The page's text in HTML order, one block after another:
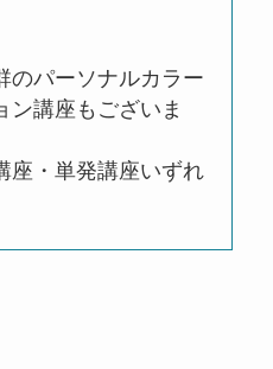
のパーソナルカラー
ン講座もございま
座・単発講座いずれ